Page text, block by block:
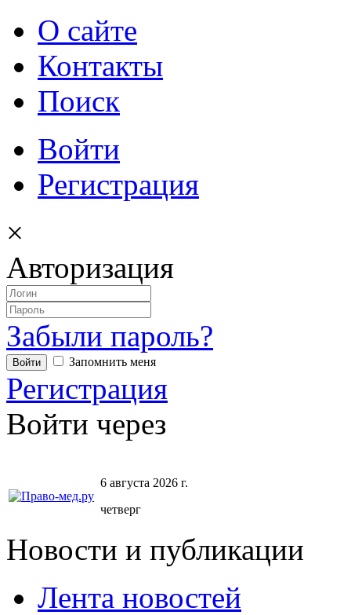
О сайте
Контакты
Поиск
Войти
Регистрация
×
Авторизация
Забыли пароль?
Запомнить меня
Регистрация
Войти через
6 августа 2026 г.
четверг
Новости и публикации
Лента новостей